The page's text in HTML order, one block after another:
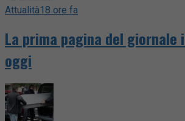
Attualità18 ore fa
La prima pagina del giornale
oggi